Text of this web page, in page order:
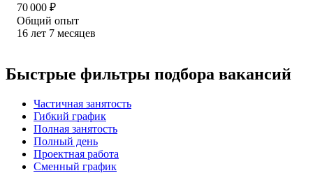
70 000 ₽
Общий опыт
16 лет 7 месяцев
Быстрые фильтры подбора вакансий
Частичная занятость
Гибкий график
Полная занятость
Полный день
Проектная работа
Сменный график